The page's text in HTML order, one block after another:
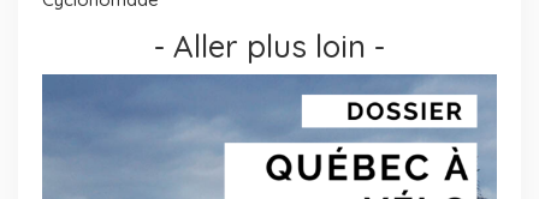
- Aller plus loin -